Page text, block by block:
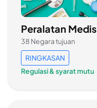
Peralatan Medis
38 Negara tujuan
RINGKASAN
Regulasi & syarat mutu